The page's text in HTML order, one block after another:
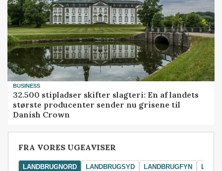
BUSINESS
32.500 stipladser skifter slagteri: En af landets
største producenter sender nu grisene til
Danish Crown
FRA VORES UGEAVISER
LANDBRUGNORD LANDBRUGSYD LANDBRUGFYN